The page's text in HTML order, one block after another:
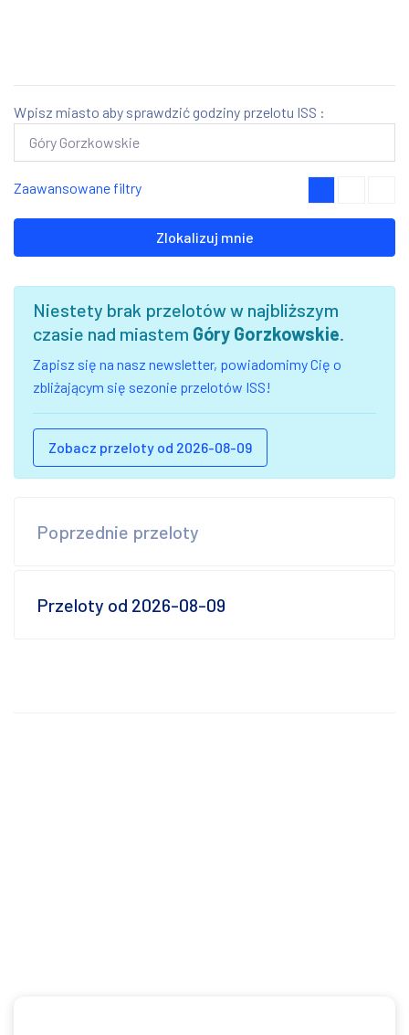
Wpisz miasto aby sprawdzić godziny przelotu ISS :
Zaawansowane filtry
Zlokalizuj mnie
Niestety brak przelotów w najbliższym
czasie nad miastem Góry Gorzkowskie.
Zapisz się na nasz newsletter, powiadomimy Cię o
zbliżającym się sezonie przelotów ISS!
Zobacz przeloty od 2026-08-09
Poprzednie przeloty
Przeloty od 2026-08-09